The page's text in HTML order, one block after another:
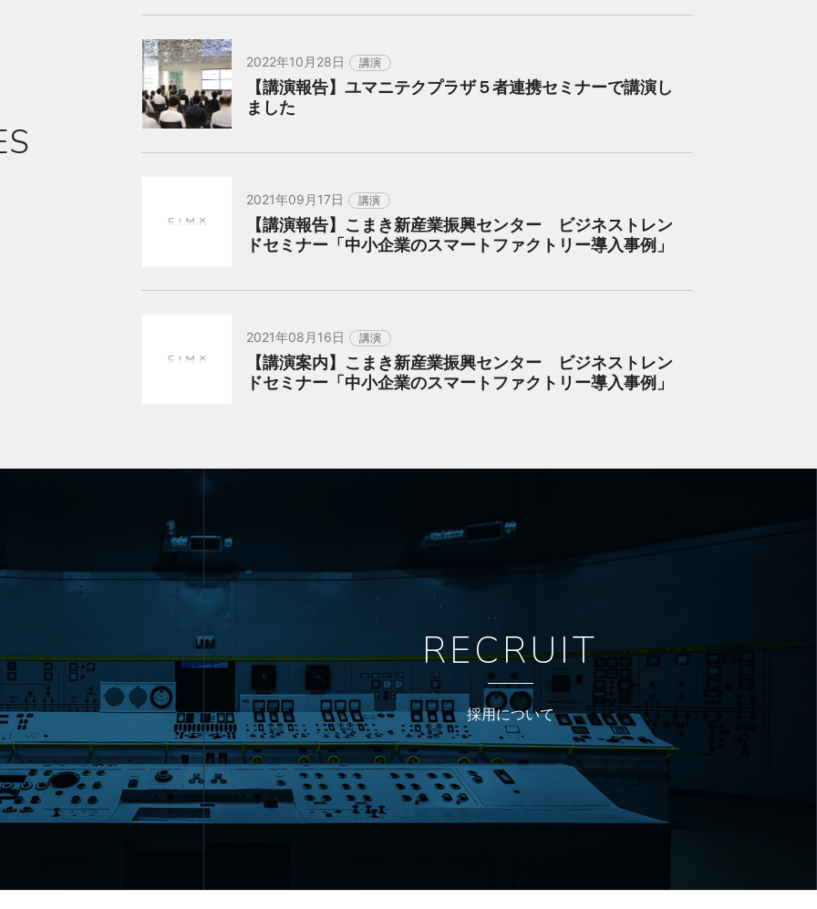
2022年10月28日 講演
【講演報告】ユマニテクプラザ５者連携セミナーで講演し
ました
2021年09月17日 講演
【講演報告】こまき新産業振興センター ビジネストレン
ドセミナー「中小企業のスマートファクトリー導入事例」
2021年08月16日 講演
【講演案内】こまき新産業振興センター ビジネストレン
ドセミナー「中小企業のスマートファクトリー導入事例」
RECRUIT
採用について